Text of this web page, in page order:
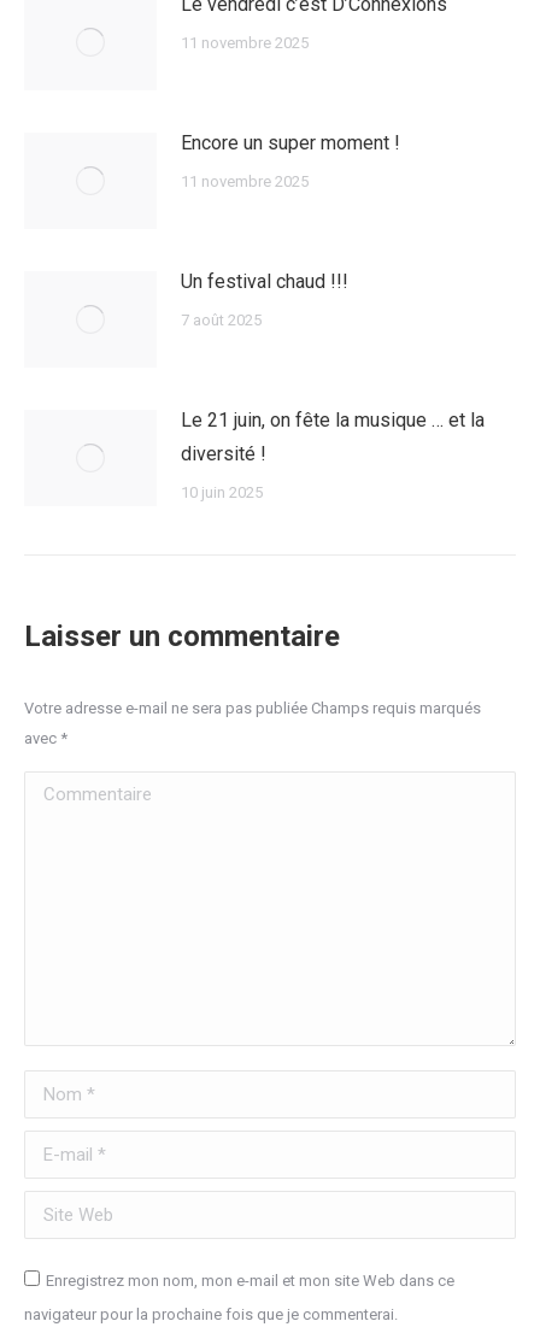
11 novembre 2025
Encore un super moment !
11 novembre 2025
Un festival chaud !!!
7 août 2025
Le 21 juin, on fête la musique … et la
diversité !
10 juin 2025
Laisser un commentaire
Votre adresse e-mail ne sera pas publiée Champs requis marqués
avec *
Commentaire
Nom *
E-mail *
Site Web
Enregistrez mon nom, mon e-mail et mon site Web dans ce
navigateur pour la prochaine fois que je commenterai.